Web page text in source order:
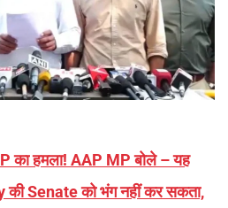
का हमला! AAP MP बोले – यह
Senate को भंग नहीं कर सकता,